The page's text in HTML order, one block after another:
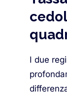
I due